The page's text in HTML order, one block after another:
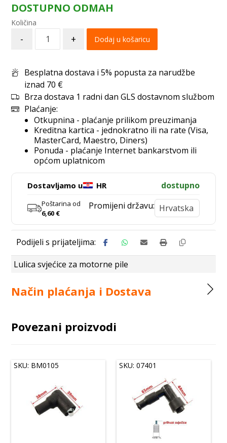
DOSTUPNO ODMAH
- + Dodaj u košaricu
Besplatna dostava i 5% popusta za narudžbe
iznad 70 €
Brza dostava 1 radni dan GLS dostavnom službom
Plaćanje:
Otkupnina - plaćanje prilikom preuzimanja
Kreditna kartica - jednokratno ili na rate (Visa,
MasterCard, Maestro, Diners)
Ponuda - plaćanje Internet bankarstvom ili
općom uplatnicom
Dostavljamo u HR dostupno
Poštarina od
6,60 €
Promijeni državu:
Lulica svjećice za motorne pile
Način plaćanja i Dostava
Povezani proizvodi
SKU: BM0105 SKU: 07401